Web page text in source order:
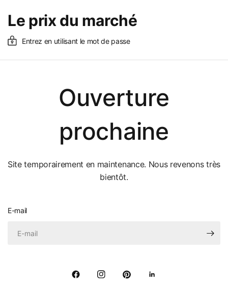
Le prix du marché
Entrez en utilisant le mot de passe
Ouverture
prochaine
Site temporairement en maintenance. Nous revenons très
bientôt.
E-mail